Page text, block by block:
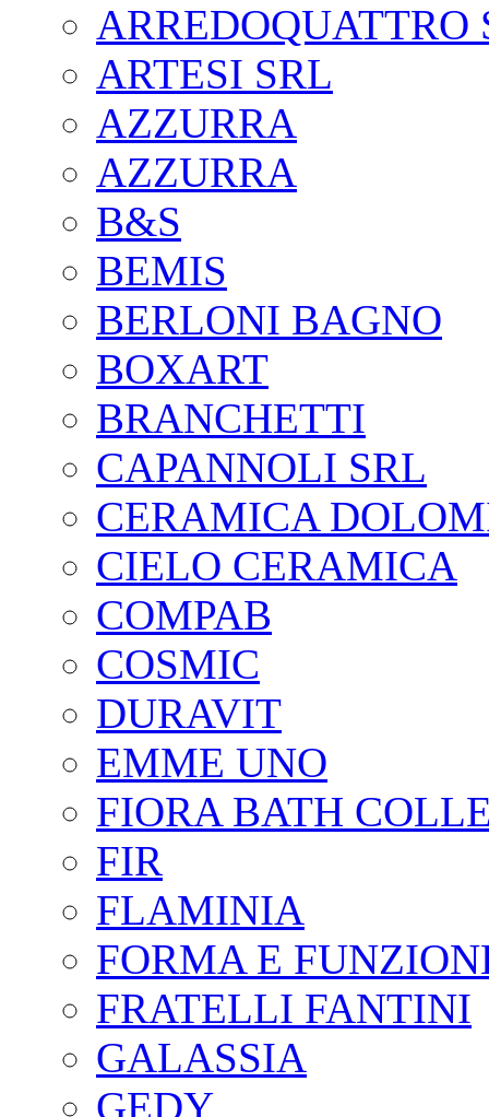
ARREDOQUATTRO
ARTESI SRL
AZZURRA
AZZURRA
B&S
BEMIS
BERLONI BAGNO
BOXART
BRANCHETTI
CAPANNOLI SRL
CERAMICA
CIELO CERAMICA
COMPAB
COSMIC
DURAVIT
EMME UNO
FIORA BATH
FIR
FLAMINIA
FORMA E
FRATELLI FANTINI
GALASSIA
GEDY